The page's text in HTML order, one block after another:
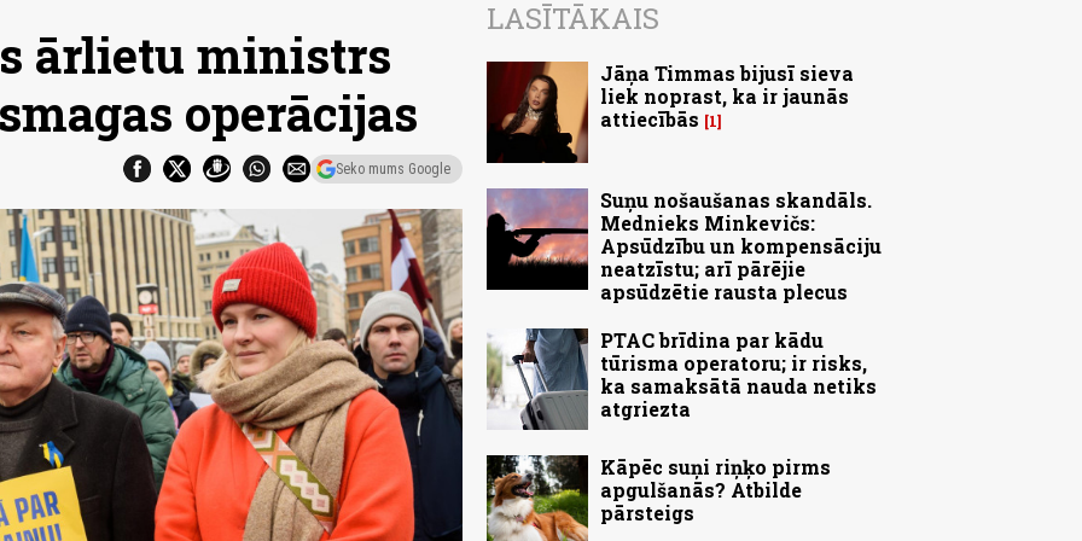
ārlietu ministrs
operācijas
Seko mums Google
LASĪTĀKAIS
Jāņa Timmas bijusī sieva
liek noprast, ka ir jaunās
attiecībās
1
Suņu nošaušanas skandāls.
Mednieks Minkevičs:
Apsūdzību un kompensāciju
neatzīstu; arī pārējie
apsūdzētie rausta plecus
PTAC brīdina par kādu
tūrisma operatoru; ir risks,
ka samaksātā nauda netiks
atgriezta
Kāpēc suņi riņķo pirms
apgulšanās? Atbilde
pārsteigs